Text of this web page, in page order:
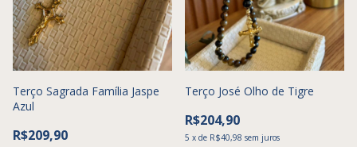
Terço Sagrada Família Jaspe
Azul
R$209,90
Terço José Olho de Tigre
R$204,90
5 x de R$40,98 sem juros